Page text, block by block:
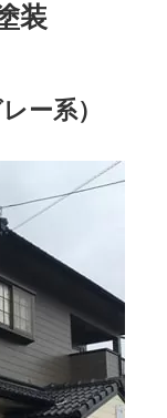
装
ー系）